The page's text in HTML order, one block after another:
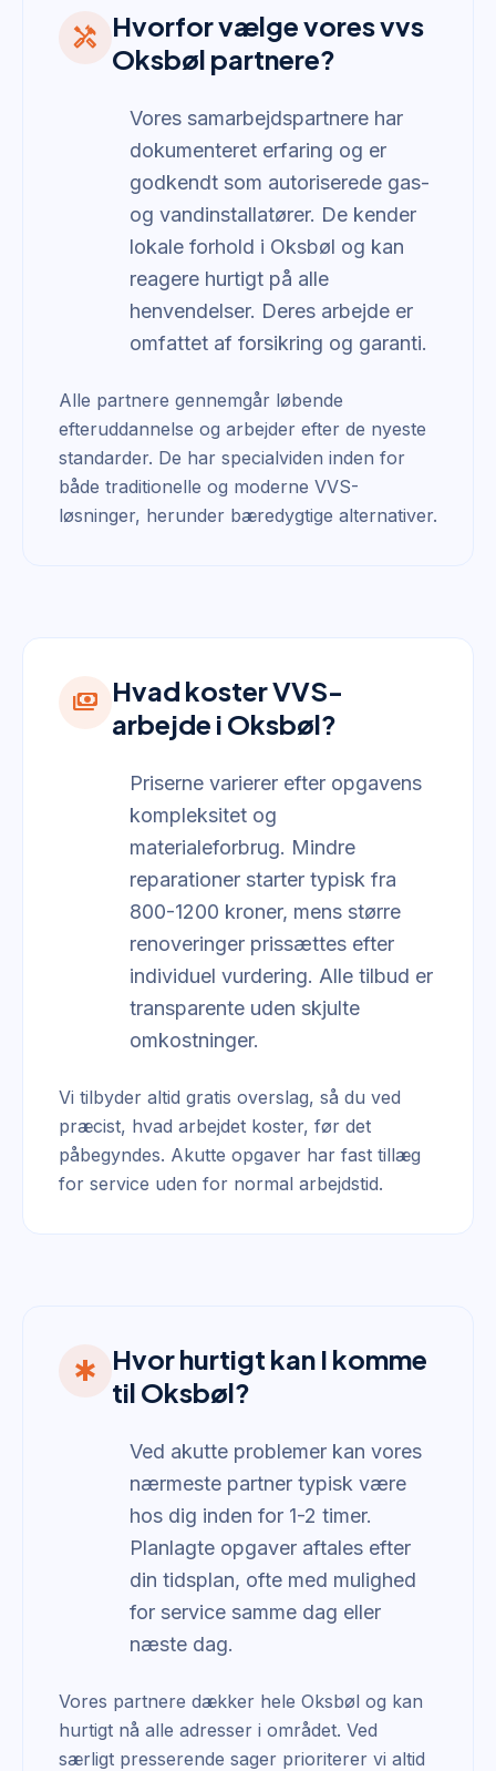
handyman Hvorfor vælge vores vvs
Oksbøl partnere?
Vores samarbejdspartnere har
dokumenteret erfaring og er
godkendt som autoriserede gas-
og vandinstallatører. De kender
lokale forhold i Oksbøl og kan
reagere hurtigt på alle
henvendelser. Deres arbejde er
omfattet af forsikring og garanti.
Alle partnere gennemgår løbende
efteruddannelse og arbejder efter de nyeste
standarder. De har specialviden inden for
både traditionelle og moderne VVS-
løsninger, herunder bæredygtige alternativer.
payments Hvad koster VVS-
arbejde i Oksbøl?
Priserne varierer efter opgavens
kompleksitet og
materialeforbrug. Mindre
reparationer starter typisk fra
800-1200 kroner, mens større
renoveringer prissættes efter
individuel vurdering. Alle tilbud er
transparente uden skjulte
omkostninger.
Vi tilbyder altid gratis overslag, så du ved
præcist, hvad arbejdet koster, før det
påbegyndes. Akutte opgaver har fast tillæg
for service uden for normal arbejdstid.
emergency
Hvor hurtigt kan I komme
til Oksbøl?
Ved akutte problemer kan vores
nærmeste partner typisk være
hos dig inden for 1-2 timer.
Planlagte opgaver aftales efter
din tidsplan, ofte med mulighed
for service samme dag eller
næste dag.
Vores partnere dækker hele Oksbøl og kan
hurtigt nå alle adresser i området. Ved
særligt presserende sager prioriterer vi altid